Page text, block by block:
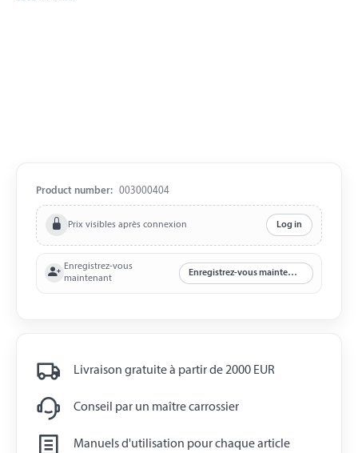
Product number: 003000404
Prix visibles après connexion Log in
Enregistrez-vous
maintenant
Enregistrez-vous maintenant
Livraison gratuite à partir de 2000 EUR
Conseil par un maître carrossier
Manuels d'utilisation pour chaque article